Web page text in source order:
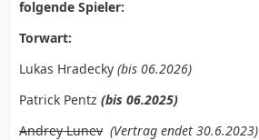
folgende Spieler:
Torwart:
Lukas Hradecky (bis 06.2026)
Patrick Pentz (bis 06.2025)
Andrey Lunev (Vertrag endet 30.6.2023)